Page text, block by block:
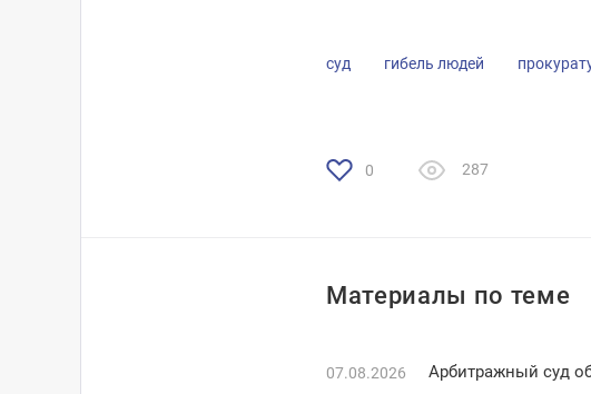
суд гибель людей
0 287
Материалы по теме
07.08.2026 Арбитражный суд